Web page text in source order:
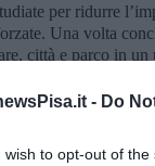
- Do
wish to opt-out of
per ridurre
Una volta
città e parco in